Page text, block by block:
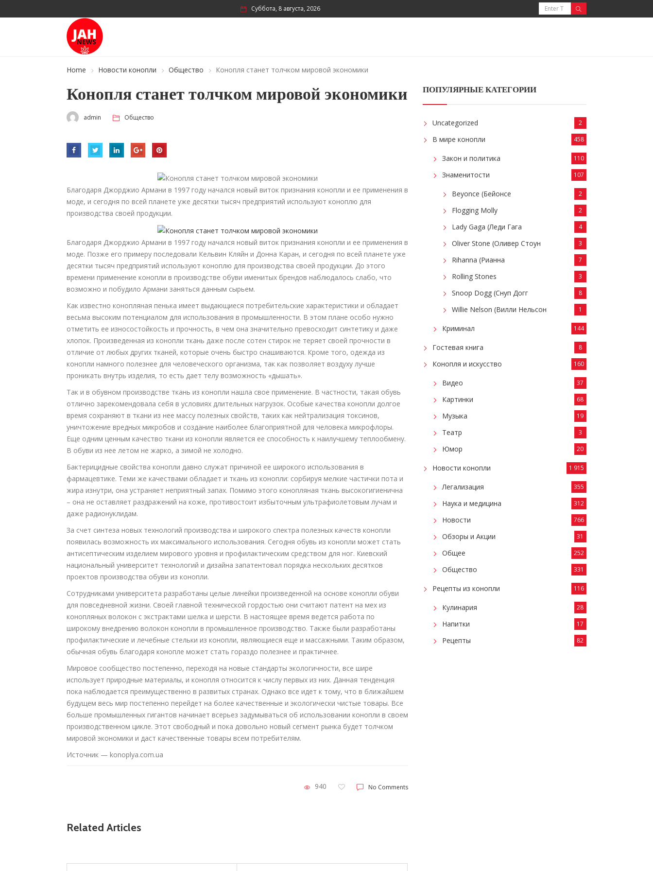
Суббота, 8 августа, 2026
Home Новости конопли Общество Конопля станет толчком мировой экономики
Конопля станет толчком мировой экономики
admin Общество
Благодаря Джорджио Армани в 1997 году начался новый виток признания конопли и ее применения в
моде, и сегодня по всей планете уже десятки тысяч предприятий используют коноплю для
производства своей продукции.
Благодаря Джорджио Армани в 1997 году начался новый виток признания конопли и ее применения в
моде. Позже его примеру последовали Кельвин Кляйн и Донна Каран, и сегодня по всей планете уже
десятки тысяч предприятий используют коноплю для производства своей продукции. До этого
времени применение конопли в производстве обуви именитых брендов наблюдалось слабо, что
возможно и побудило Армани заняться данным сырьем.
Как известно конопляная пенька имеет выдающиеся потребительские характеристики и обладает
весьма высоким потенциалом для использования в промышленности. В этом плане особо нужно
отметить ее износостойкость и прочность, в чем она значительно превосходит синтетику и даже
хлопок. Произведенная из конопли ткань даже после сотен стирок не теряет своей прочности в
отличие от любых других тканей, которые очень быстро снашиваются. Кроме того, одежда из
конопли намного полезнее для человеческого организма, так как позволяет воздуху лучше
проникать внутрь изделия, то есть дает телу возможность «дышать».
Так и в обувном производстве ткань из конопли нашла свое применение. В частности, такая обувь
отлично зарекомендовала себя в условиях длительных нагрузок. Особые качества конопли долгое
время сохраняют в ткани из нее массу полезных свойств, таких как нейтрализация токсинов,
уничтожение вредных микробов и создание наиболее благоприятной для человека микрофлоры.
Еще одним ценным качество ткани из конопли является ее способность к наилучшему теплообмену.
В обуви из нее летом не жарко, а зимой не холодно.
Бактерицидные свойства конопли давно служат причиной ее широкого использования в
фармацевтике. Теми же качествами обладает и ткань из конопли: сорбируя мелкие частички пота и
жира изнутри, она устраняет неприятный запах. Помимо этого конопляная ткань высокогигиенична
– она не оставляет раздражений на коже, противостоит избыточным ультрафиолетовым лучам и
даже радионуклидам.
За счет синтеза новых технологий производства и широкого спектра полезных качеств конопли
появилась возможность их максимального использования. Сегодня обувь из конопли может стать
антисептическим изделием мирового уровня и профилактическим средством для ног. Киевский
национальный университет технологий и дизайна запатентовал порядка нескольких десятков
проектов производства обуви из конопли.
Сотрудниками университета разработаны целые линейки произведенной на основе конопли обуви
для повседневной жизни. Своей главной технической гордостью они считают патент на мех из
конопляных волокон с экстрактами шелка и шерсти. В настоящее время ведется работа по
широкому внедрению волокон конопли в промышленное производство. Также были разработаны
профилактические и лечебные стельки из конопли, являющиеся еще и массажными. Таким образом,
обычная обувь благодаря конопле может стать гораздо полезнее и практичнее.
Мировое сообщество постепенно, переходя на новые стандарты экологичности, все шире
использует природные материалы, и конопля относится к числу первых из них. Данная тенденция
пока наблюдается преимущественно в развитых странах. Однако все идет к тому, что в ближайшем
будущем весь мир постепенно перейдет на более качественные и экологически чистые товары. Все
больше промышленных гигантов начинает всерьез задумываться об использовании конопли в своем
производственном цикле. Этот свободный и пока довольно новый сегмент рынка будет толчком
мировой экономики и даст качественные товары всем потребителям.
Источник — konoplya.com.ua
940 No Comments
Related Articles
ПОПУЛЯРНЫЕ КАТЕГОРИИ
Uncategorized 2
В мире конопли 458
Закон и политика 110
Знаменитости 107
Beyonce (Бейонсе 2
Flogging Molly 2
Lady Gaga (Леди Гага 4
Oliver Stone (Оливер Стоун 3
Rihanna (Рианна 7
Rolling Stones 3
Snoop Dogg (Снуп Догг 8
Willie Nelson (Вилли Нельсон 1
Криминал 144
Гостевая книга 8
Конопля и искусство 160
Видео 37
Картинки 68
Музыка 19
Театр 3
Юмор 20
Новости конопли 1 915
Легализация 355
Наука и медицина 312
Новости 766
Обзоры и Акции 31
Общее 252
Общество 331
Рецепты из конопли 116
Кулинария 28
Напитки 17
Рецепты 82